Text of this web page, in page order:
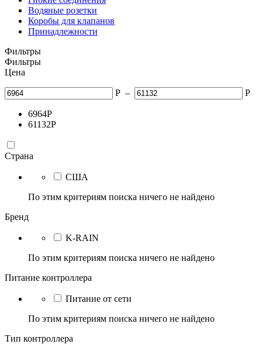
Водяные розетки
Коробы для клапанов
Принадлежности
Фильтры
Фильтры
Цена
Р – Р
6964Р
61132Р
Страна
США
По этим критериям поиска ничего не найдено
Бренд
K-RAIN
По этим критериям поиска ничего не найдено
Питание контроллера
Питание от сети
По этим критериям поиска ничего не найдено
Тип контроллера